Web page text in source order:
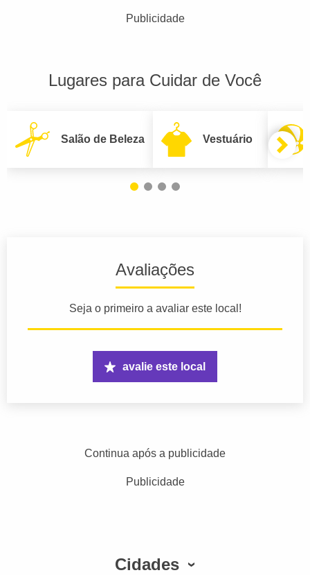
Publicidade
Lugares para Cuidar de Você
Salão de Beleza Vestuário
Avaliações
Seja o primeiro a avaliar este local!
avalie este local
Continua após a publicidade
Publicidade
Cidades